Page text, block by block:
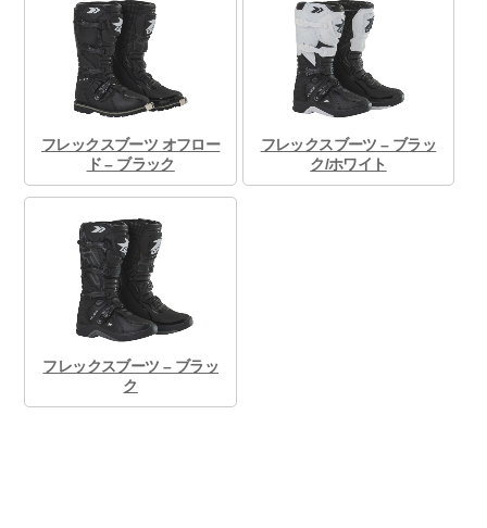
フレックスブーツ オフロー
ド – ブラック
フレックスブーツ – ブラッ
ク/ホワイト
フレックスブーツ – ブラッ
ク